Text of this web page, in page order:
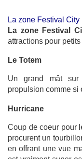
La zone Festival City
La zone Festival
attractions pour
Le Totem
Un grand mât sur
propulsion comme si
Hurricane
Coup de coeur pour
procurent un
en offrant une vue